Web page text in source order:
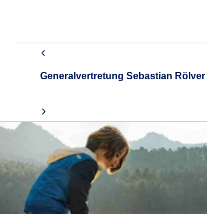
Generalvertretung Sebastian Rölver